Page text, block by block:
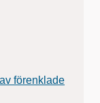
förenklade